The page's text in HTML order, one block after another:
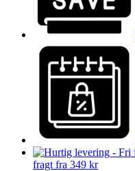
fragt fra 349 kr